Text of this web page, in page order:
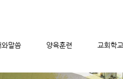
와말씀 양육훈련 교회학교